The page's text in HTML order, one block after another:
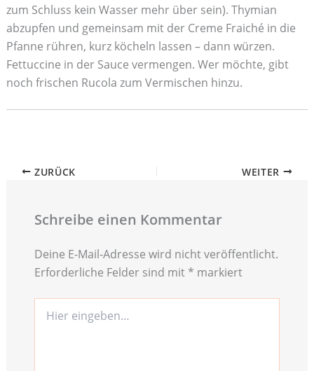
zum Schluss kein Wasser mehr über sein). Thymian
abzupfen und gemeinsam mit der Creme Fraiché in die
Pfanne rühren, kurz köcheln lassen – dann würzen.
Fettuccine in der Sauce vermengen. Wer möchte, gibt
noch frischen Rucola zum Vermischen hinzu.
ZURÜCK WEITER
Schreibe einen Kommentar
Deine E-Mail-Adresse wird nicht veröffentlicht.
Erforderliche Felder sind mit * markiert
eingeben…